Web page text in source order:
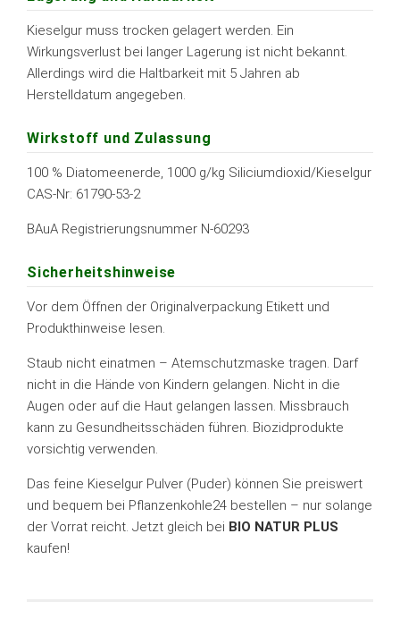
Kieselgur muss trocken gelagert werden. Ein
Wirkungsverlust bei langer Lagerung ist nicht bekannt.
Allerdings wird die Haltbarkeit mit 5 Jahren ab
Herstelldatum angegeben.
Wirkstoff und Zulassung
100 % Diatomeenerde, 1000 g/kg Siliciumdioxid/Kieselgur
CAS-Nr: 61790-53-2
BAuA Registrierungsnummer N-60293
Sicherheitshinweise
Vor dem Öffnen der Originalverpackung Etikett und
Produkthinweise lesen.
Staub nicht einatmen – Atemschutzmaske tragen. Darf
nicht in die Hände von Kindern gelangen. Nicht in die
Augen oder auf die Haut gelangen lassen. Missbrauch
kann zu Gesundheitsschäden führen. Biozidprodukte
vorsichtig verwenden.
Das feine Kieselgur Pulver (Puder) können Sie preiswert
und bequem bei Pflanzenkohle24 bestellen – nur solange
der Vorrat reicht. Jetzt gleich bei BIO NATUR PLUS
kaufen!